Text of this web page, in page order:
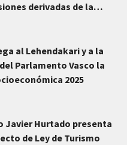
derivadas de la
geopolítica y emplaza
al Lehendakari y a la
Parlamento Vasco la
2025
Javier Hurtado presenta
de Ley de Turismo